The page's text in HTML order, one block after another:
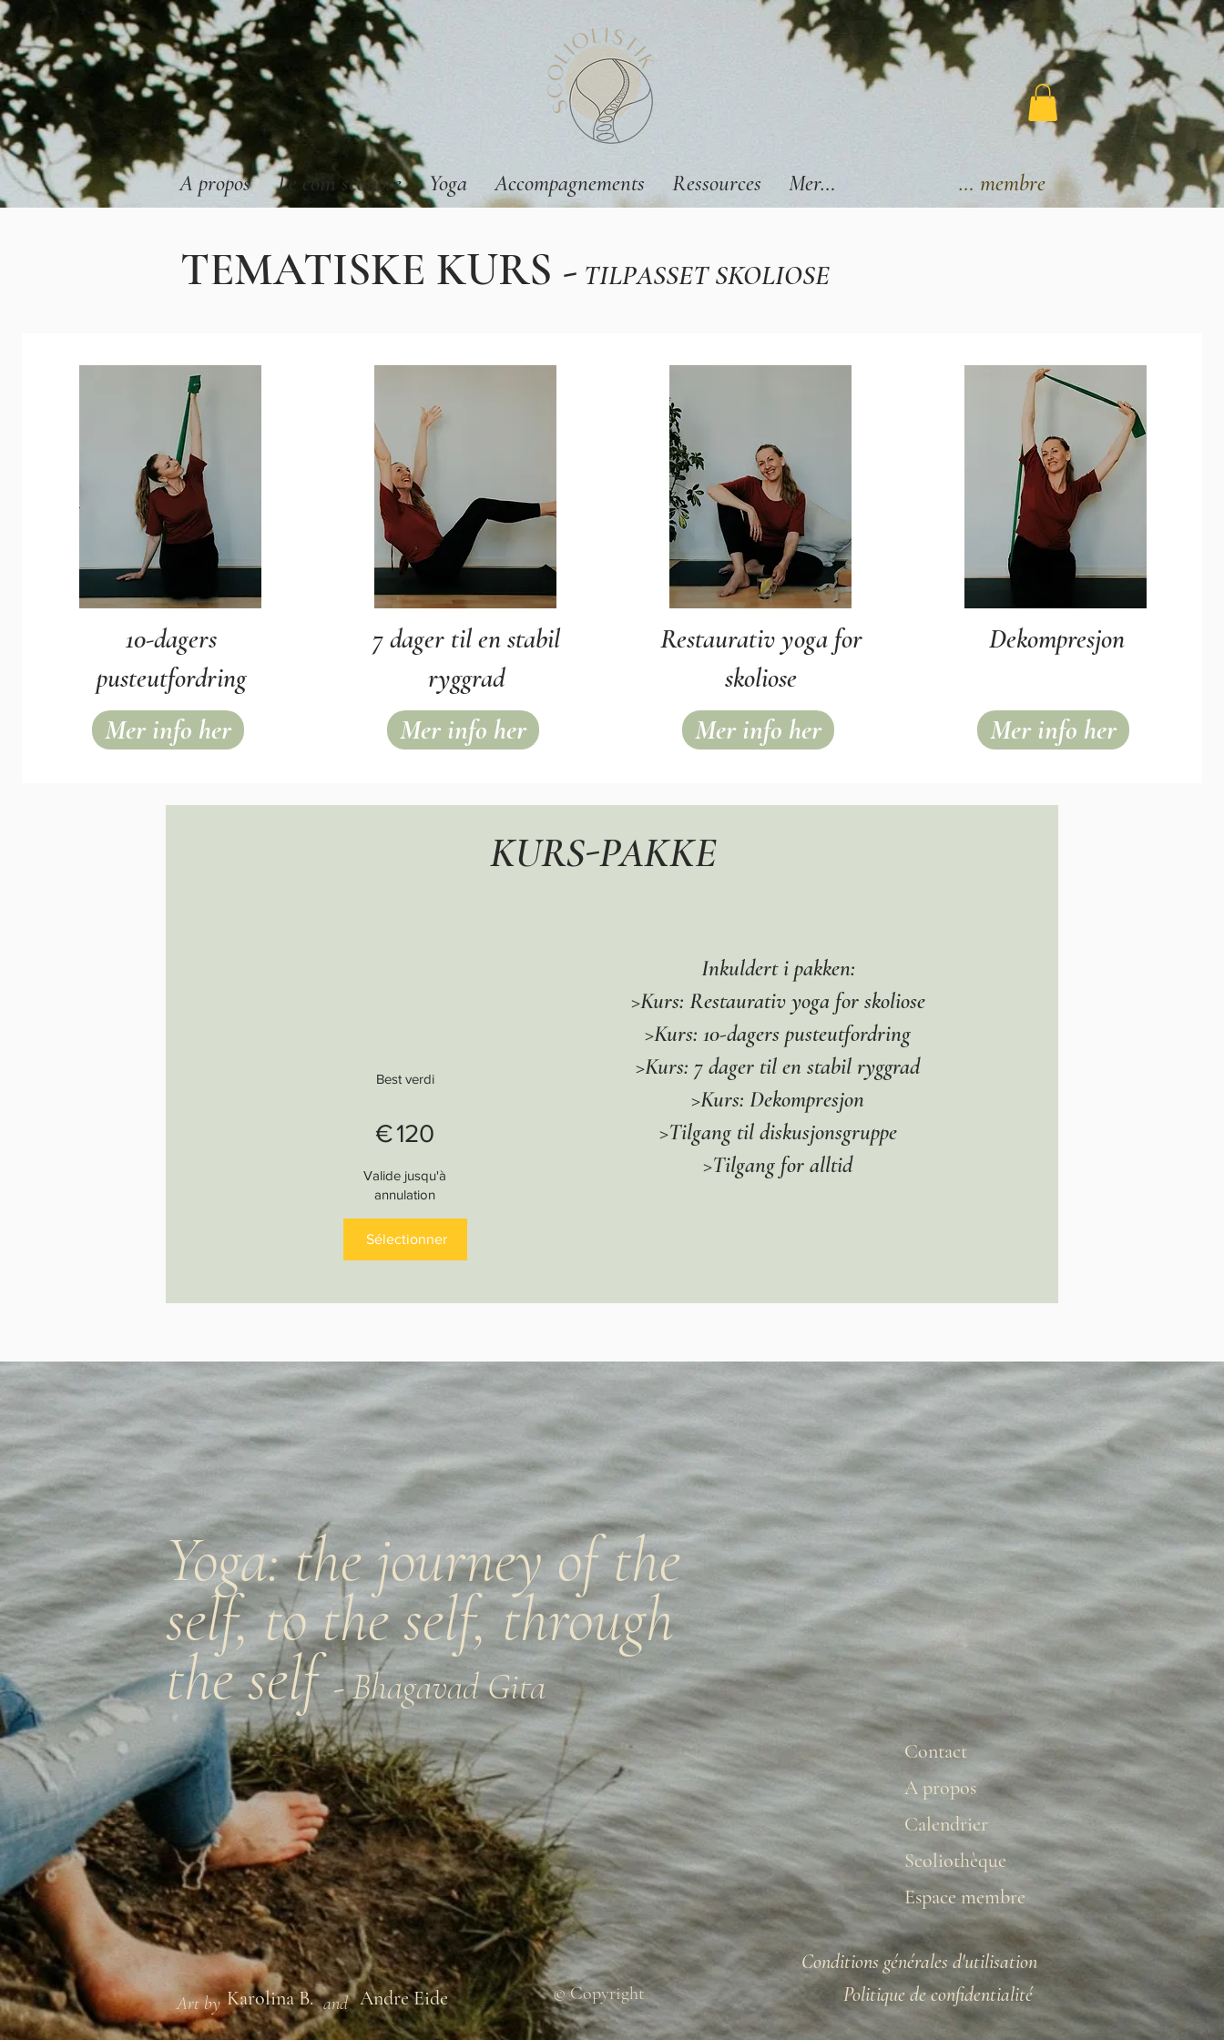
A propos Le coin scoliose Yoga Accompagnements Ressources Mer… Espace membre
TEMATISKE KURS - TILPASSET SKOLIOSE
10-dagers
pusteutfordring
Mer info her
7 dager til en stabil
ryggrad
Mer info her
Restaurativ yoga for
skoliose
Mer info her
Dekompresjon
Mer info her
KURS-PAKKE
Best verdi
€120
Valide jusqu'à
annulation
Sélectionner
Inkuldert i pakken:
>Kurs: Restaurativ yoga for skoliose
>Kurs: 10-dagers pusteutfordring
>Kurs: 7 dager til en stabil ryggrad
>Kurs: Dekompresjon
>Tilgang til diskusjonsgruppe
>Tilgang for alltid
Yoga: the journey of the
self, to the self, through
the self- Bhagavad Gita
Contact
A propos
Calendrier
Scoliothèque
Espace membre
Art by Karolina B. and Andre Eide © Copyright
Conditions générales d'utilisation
Politique de confidentialité